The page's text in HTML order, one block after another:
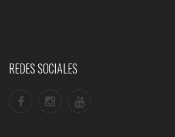
REDES SOCIALES